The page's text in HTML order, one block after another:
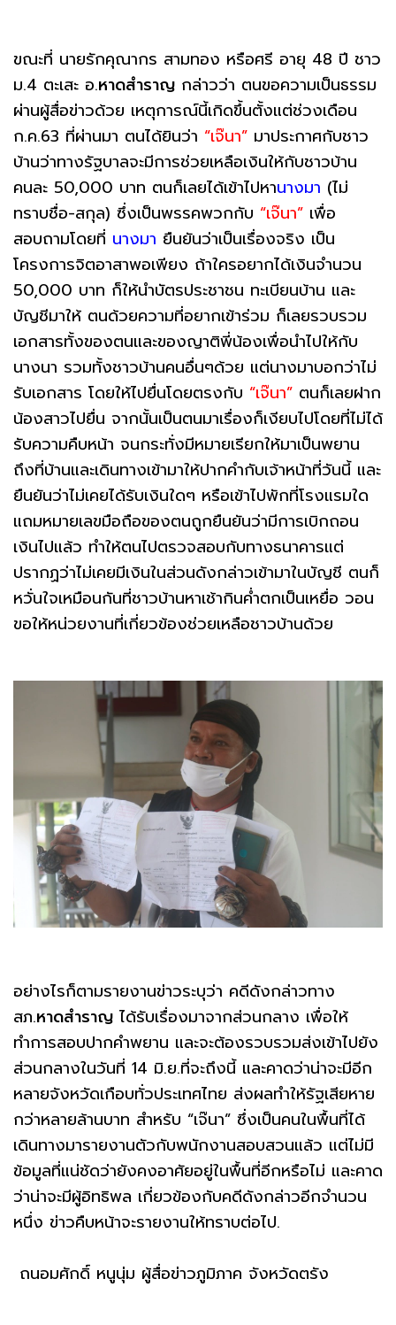
ขณะที่ นายรักคุณากร สามทอง หรือศรี อายุ 48 ปี ชาว
ม.4 ตะเสะ อ.หาดสำราญ กล่าวว่า ตนขอความเป็นธรรม
ผ่านผู้สื่อข่าวด้วย เหตุการณ์นี้เกิดขึ้นตั้งแต่ช่วงเดือน
ก.ค.63 ที่ผ่านมา ตนได้ยินว่า “เจ๊นา” มาประกาศกับชาว
บ้านว่าทางรัฐบาลจะมีการช่วยเหลือเงินให้กับชาวบ้าน
คนละ 50,000 บาท ตนก็เลยได้เข้าไปหานางมา (ไม่
ทราบชื่อ-สกุล) ซึ่งเป็นพรรคพวกกับ “เจ๊นา” เพื่อ
สอบถามโดยที่ นางมา ยืนยันว่าเป็นเรื่องจริง เป็น
โครงการจิตอาสาพอเพียง ถ้าใครอยากได้เงินจำนวน
50,000 บาท ก็ให้นำบัตรประชาชน ทะเบียนบ้าน และ
บัญชีมาให้ ตนด้วยความที่อยากเข้าร่วม ก็เลยรวบรวม
เอกสารทั้งของตนและของญาติพี่น้องเพื่อนำไปให้กับ
นางนา รวมทั้งชาวบ้านคนอื่นๆด้วย แต่นางมาบอกว่าไม่
รับเอกสาร โดยให้ไปยื่นโดยตรงกับ “เจ๊นา” ตนก็เลยฝาก
น้องสาวไปยื่น จากนั้นเป็นตนมาเรื่องก็เงียบไปโดยที่ไม่ได้
รับความคืบหน้า จนกระทั่งมีหมายเรียกให้มาเป็นพยาน
ถึงที่บ้านและเดินทางเข้ามาให้ปากคำกับเจ้าหน้าที่วันนี้ และ
ยืนยันว่าไม่เคยได้รับเงินใดๆ หรือเข้าไปพักที่โรงแรมใด
แถมหมายเลขมือถือของตนถูกยืนยันว่ามีการเบิกถอน
เงินไปแล้ว ทำให้ตนไปตรวจสอบกับทางธนาคารแต่
ปรากฏว่าไม่เคยมีเงินในส่วนดังกล่าวเข้ามาในบัญชี ตนก็
หวั่นใจเหมือนกันที่ชาวบ้านหาเช้ากินค่ำตกเป็นเหยื่อ วอน
ขอให้หน่วยงานที่เกี่ยวข้องช่วยเหลือชาวบ้านด้วย
อย่างไรก็ตามรายงานข่าวระบุว่า คดีดังกล่าวทาง
สภ.หาดสำราญ ได้รับเรื่องมาจากส่วนกลาง เพื่อให้
ทำการสอบปากคำพยาน และจะต้องรวบรวมส่งเข้าไปยัง
ส่วนกลางในวันที่ 14 มิ.ย.ที่จะถึงนี้ และคาดว่าน่าจะมีอีก
หลายจังหวัดเกือบทั่วประเทศไทย ส่งผลทำให้รัฐเสียหาย
กว่าหลายล้านบาท สำหรับ “เจ๊นา” ซึ่งเป็นคนในพื้นที่ได้
เดินทางมารายงานตัวกับพนักงานสอบสวนแล้ว แต่ไม่มี
ข้อมูลที่แน่ชัดว่ายังคงอาศัยอยู่ในพื้นที่อีกหรือไม่ และคาด
ว่าน่าจะมีผู้อิทธิพล เกี่ยวข้องกับคดีดังกล่าวอีกจำนวน
หนึ่ง ข่าวคืบหน้าจะรายงานให้ทราบต่อไป.
ถนอมศักดิ์ หนูนุ่ม ผู้สื่อข่าวภูมิภาค จังหวัดตรัง